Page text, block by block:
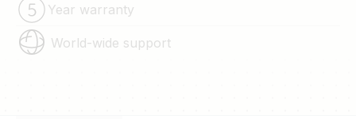
Year warranty
World-wide support